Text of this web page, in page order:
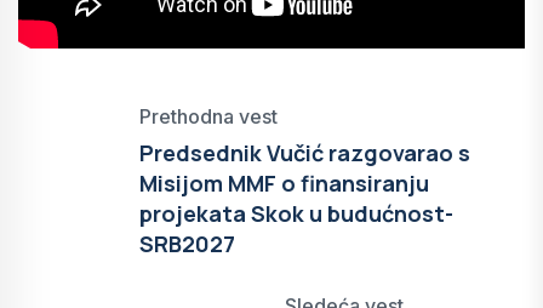
Prethodna vest
Predsednik Vučić razgovarao s
Misijom MMF o finansiranju
projekata Skok u budućnost-
SRB2027